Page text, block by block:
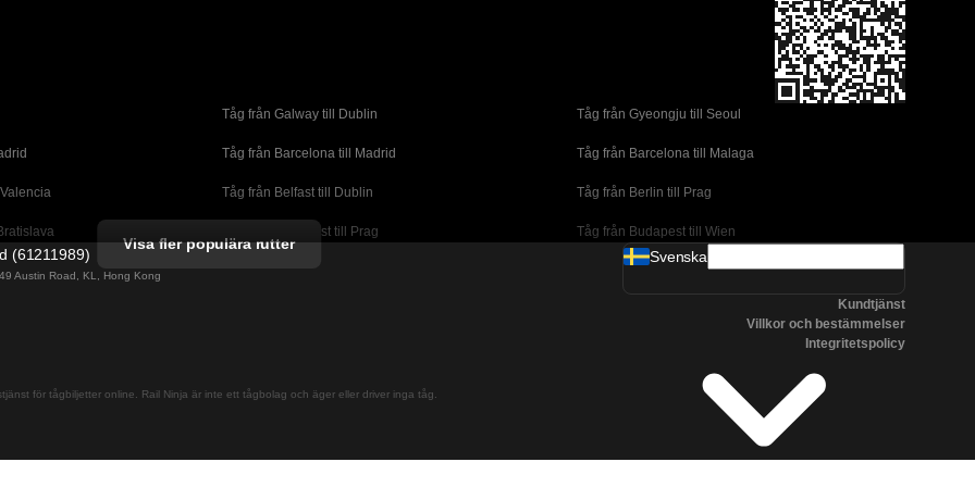
Tåg från Galway till Dublin Tåg från Gyeongju till Seoul
Tåg från Barcelona till Madrid Tåg från Barcelona till Malaga
Tåg från Belfast till Dublin Tåg från Berlin till Prag
Tåg från Budapest till Prag Tåg från Budapest till Wien
Tåg från Dublin till Belfast
Tåg från Lissabon till Madrid Tåg från Lissabon till Porto
Tåg från Madrid till Cordoba
Visa fler populära rutter
(61211989)
Austin Road, KL, Hong Kong
för tågbiljetter online. Rail Ninja är inte ett tågbolag och äger eller driver inga tåg.
Svenska
Kundtjänst
Villkor och bestämmelser
Integritetspolicy